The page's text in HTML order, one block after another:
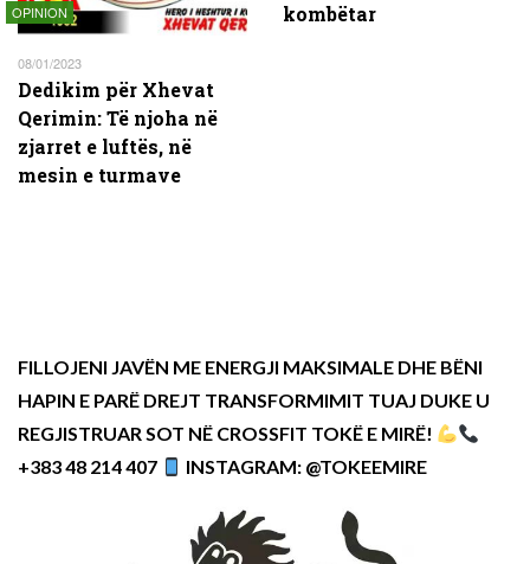
OPINION
08/01/2023
Dedikim për Xhevat
Qerimin: Të njoha në
zjarret e luftës, në
mesin e turmave
kombëtar
FILLOJENI JAVËN ME ENERGJI MAKSIMALE DHE BËNI
HAPIN E PARË DREJT TRANSFORMIMIT TUAJ DUKE U
REGJISTRUAR SOT NË CROSSFIT TOKË E MIRË!
+383 48 214 407
INSTAGRAM: @TOKEEMIRE